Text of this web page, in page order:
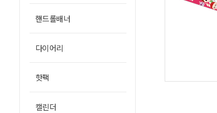
핸드롤배너
다이어리
핫팩
캘린더